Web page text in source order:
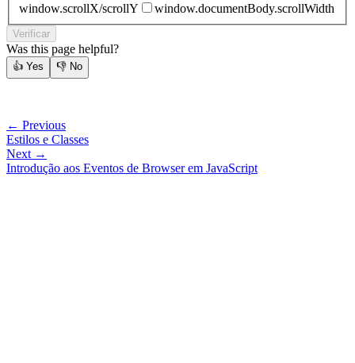
window.scrollX/scrollY
window.documentBody.scrollWidth
Verificar
Was this page helpful?
👍 Yes 👎 No
← Previous
Estilos e Classes
Next →
Introdução aos Eventos de Browser em JavaScript